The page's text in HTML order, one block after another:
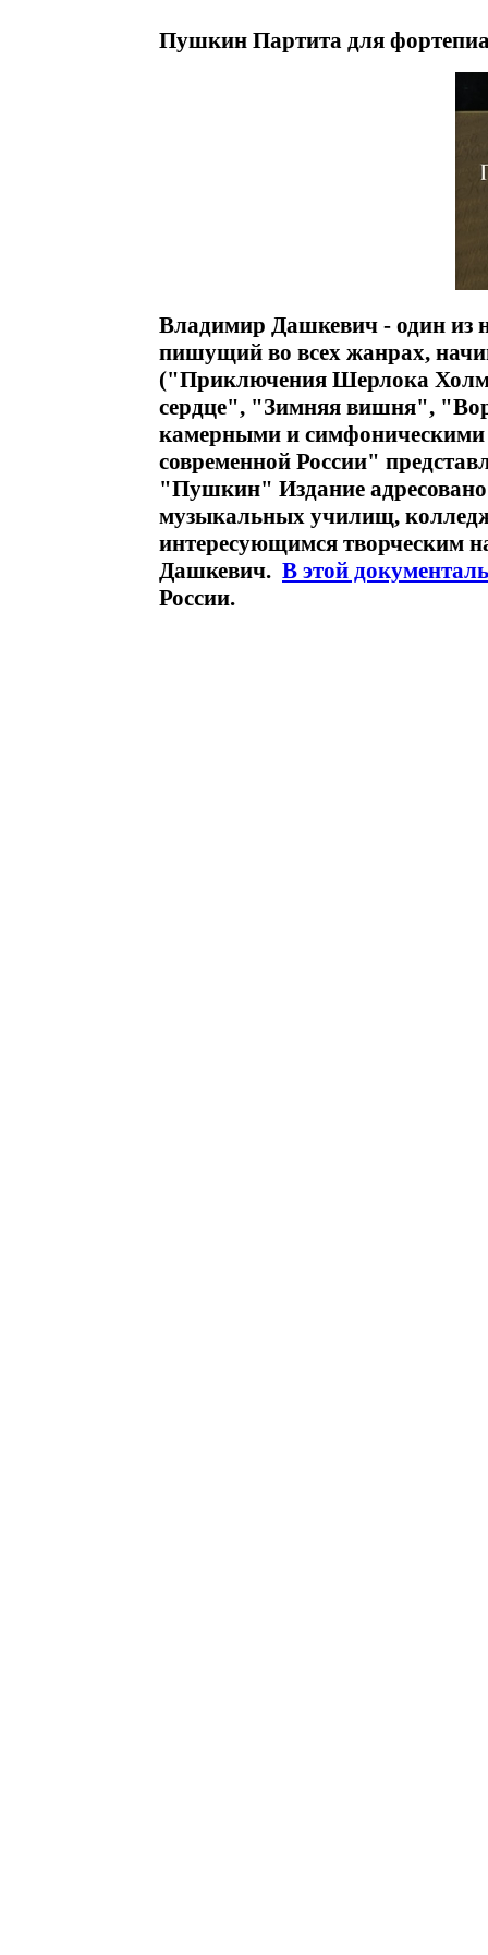
Пушкин Партита для
Владимир Дашкевич - один из
пишущий во всех жанрах,
("Приключения Шерлока
сердце", "Зимняя вишня",
камерными и
современной России"
"Пушкин" Издание адресовано
музыкальных училищ,
интересующимся творческим
Дашкевич. В этой
России.